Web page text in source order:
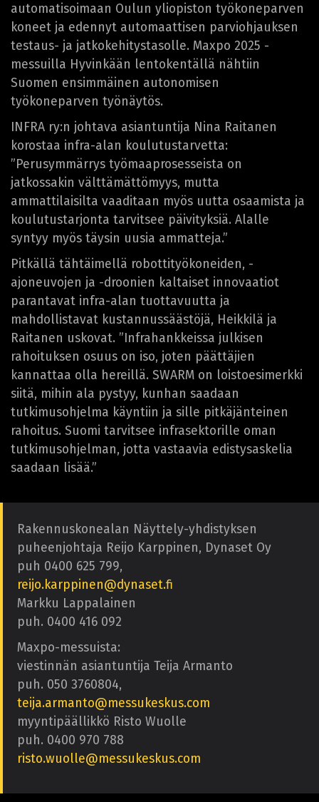
automatisoimaan Oulun yliopiston työkoneparven
koneet ja edennyt automaattisen parviohjauksen
testaus- ja jatkokehitystasolle. Maxpo 2025 -
messuilla Hyvinkään lentokentällä nähtiin
Suomen ensimmäinen autonomisen
työkoneparven työnäytös.
INFRA ry:n johtava asiantuntija Nina Raitanen
korostaa infra-alan koulutustarvetta:
”Perusymmärrys työmaaprosesseista on
jatkossakin välttämättömyys, mutta
ammattilaisilta vaaditaan myös uutta osaamista ja
koulutustarjonta tarvitsee päivityksiä. Alalle
syntyy myös täysin uusia ammatteja.”
Pitkällä tähtäimellä robottityökoneiden, -
ajoneuvojen ja -droonien kaltaiset innovaatiot
parantavat infra-alan tuottavuutta ja
mahdollistavat kustannussäästöjä, Heikkilä ja
Raitanen uskovat. ”Infrahankkeissa julkisen
rahoituksen osuus on iso, joten päättäjien
kannattaa olla hereillä. SWARM on loistoesimerkki
siitä, mihin ala pystyy, kunhan saadaan
tutkimusohjelma käyntiin ja sille pitkäjänteinen
rahoitus. Suomi tarvitsee infrasektorille oman
tutkimusohjelman, jotta vastaavia edistysaskelia
saadaan lisää.”
Rakennuskonealan Näyttely-yhdistyksen
puheenjohtaja Reijo Karppinen, Dynaset Oy
puh 0400 625 799,
reijo.karppinen@dynaset.fi
Markku Lappalainen
puh. 0400 416 092
Maxpo-messuista:
viestinnän asiantuntija Teija Armanto
puh. 050 3760804,
teija.armanto@messukeskus.com
myyntipäällikkö Risto Wuolle
puh. 0400 970 788
risto.wuolle@messukeskus.com